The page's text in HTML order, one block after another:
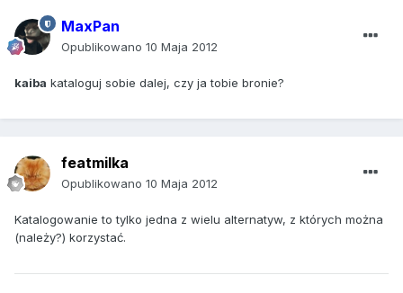
MaxPan
Opublikowano 10 Maja 2012
kaiba kataloguj sobie dalej, czy ja tobie bronie?
featmilka
Opublikowano 10 Maja 2012
Katalogowanie to tylko jedna z wielu alternatyw, z których można
(należy?) korzystać.